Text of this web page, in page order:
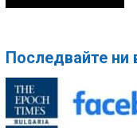
Последвайте ни